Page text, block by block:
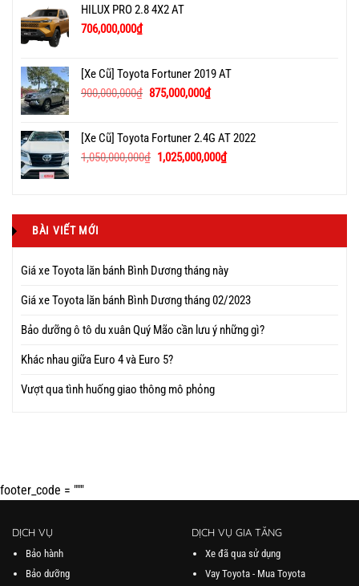
HILUX PRO 2.8 4X2 AT
706,000,000₫
[Xe Cũ] Toyota Fortuner 2019 AT
900,000,000₫ 875,000,000₫
[Xe Cũ] Toyota Fortuner 2.4G AT 2022
1,050,000,000₫ 1,025,000,000₫
BÀI VIẾT MỚI
Giá xe Toyota lăn bánh Bình Dương tháng này
Giá xe Toyota lăn bánh Bình Dương tháng 02/2023
Bảo dưỡng ô tô du xuân Quý Mão cần lưu ý những gì?
Khác nhau giữa Euro 4 và Euro 5?
Vượt qua tình huống giao thông mô phỏng
footer_code = """
DỊCH VỤ
Bảo hành
Bảo dưỡng
DỊCH VỤ GIA TĂNG
Xe đã qua sử dụng
Vay Toyota - Mua Toyota